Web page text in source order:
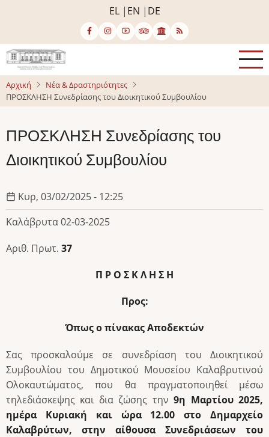
κυρίως
περιεχόμενο
EL EN DE
Αρχική
Νέα & Δραστηριότητες
ΠΡΟΣΚΛΗΣΗ Συνεδρίασης του Διοικητικού Συμβουλίου
ΠΡΟΣΚΛΗΣΗ Συνεδρίασης του
Διοικητικού Συμβουλίου
Κυρ, 03/02/2025 - 12:25
Καλάβρυτα 02-03-2025
Αριθ. Πρωτ. 37
Π Ρ Ο Σ Κ Λ Η Σ Η
Προς:
Όπως ο πίνακας Αποδεκτών
Σας προσκαλούμε σε συνεδρίαση του Διοικητικού
Συμβουλίου του Δημοτικού Μουσείου Καλαβρυτινού
Ολοκαυτώματος, που θα πραγματοποιηθεί μέσω
τηλεδιάσκεψης και δια ζώσης την9η Μαρτίου 2025,
ημέρα Κυριακή και ώρα
12.00 στο Δημαρχείο
Καλαβρύτων, στην αίθουσα Συνεδριάσεων του